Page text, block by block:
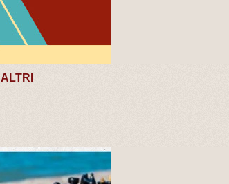
ALTRI